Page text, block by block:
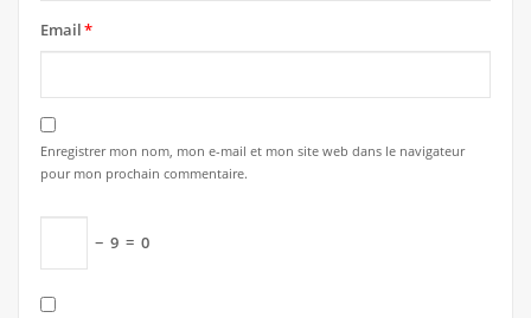
Email*
Enregistrer mon nom, mon e-mail et mon site web dans le navigateur
pour mon prochain commentaire.
− 9 = 0